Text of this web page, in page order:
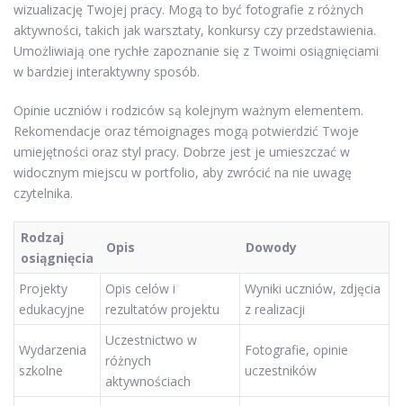
wizualizację Twojej pracy. Mogą to być fotografie z różnych
aktywności, takich jak warsztaty, konkursy czy przedstawienia.
Umożliwiają one rychłe zapoznanie się z Twoimi osiągnięciami
w bardziej interaktywny sposób.
Opinie uczniów i rodziców są kolejnym ważnym elementem.
Rekomendacje oraz témoignages mogą potwierdzić Twoje
umiejętności oraz styl pracy. Dobrze jest je umieszczać w
widocznym miejscu w portfolio, aby zwrócić na nie uwagę
czytelnika.
Rodzaj
osiągnięcia
Opis Dowody
Projekty
edukacyjne
Opis celów i
rezultatów projektu
Wyniki uczniów, zdjęcia
z realizacji
Wydarzenia
szkolne
Uczestnictwo w
różnych
aktywnościach
Fotografie, opinie
uczestników